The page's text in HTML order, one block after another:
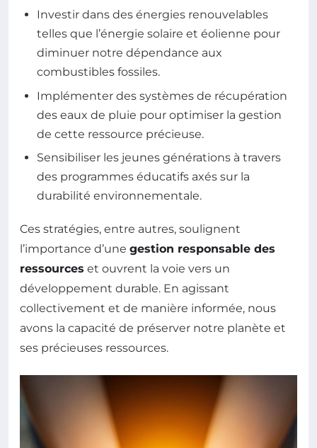
Investir dans des énergies renouvelables
telles que l’énergie solaire et éolienne pour
diminuer notre dépendance aux
combustibles fossiles.
Implémenter des systèmes de récupération
des eaux de pluie pour optimiser la gestion
de cette ressource précieuse.
Sensibiliser les jeunes générations à travers
des programmes éducatifs axés sur la
durabilité environnementale.
Ces stratégies, entre autres, soulignent
l’importance d’une gestion responsable des
ressources et ouvrent la voie vers un
développement durable. En agissant
collectivement et de manière informée, nous
avons la capacité de préserver notre planète et
ses précieuses ressources.